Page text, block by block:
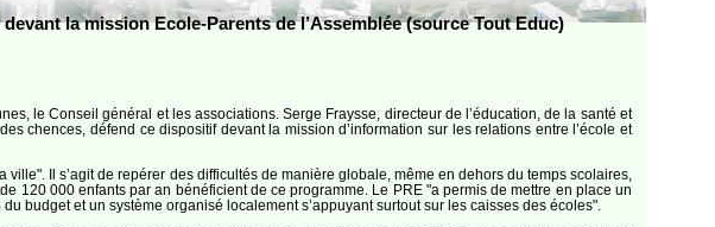
la mission Ecole-Parents de l’Assemblée (source Tout Educ)
le Conseil général et les associations. Serge Fraysse, directeur de l’éducation, de la santé et
chences, défend ce dispositif devant la mission d’information sur les relations entre l’école et
Il s’agit de repérer des difficultés de manière globale, même en dehors du temps scolaires,
120 000 enfants par an bénéficient de ce programme. Le PRE "a permis de mettre en place un
budget et un système organisé localement s’appuyant surtout sur les caisses des écoles".